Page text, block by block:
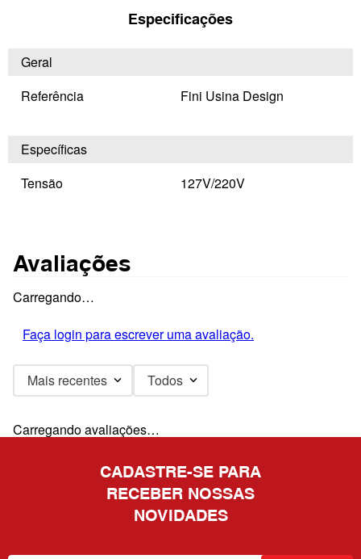
Especificações
Geral
Referência
Fini Usina Design
Específicas
Tensão
127V/220V
Avaliações
Carregando…
Faça login para escrever uma avaliação.
Mais recentes Todos
Carregando avaliações…
CADASTRE-SE PARA
RECEBER NOSSAS
NOVIDADES